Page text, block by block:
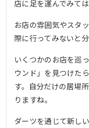
店に足を運んでみて
お店の雰囲気やスタ
際に行ってみないと
いくつかのお店を巡
ウンド」を見つけた
す。自分だけの居場
りますね。
ダーツを通じて新し